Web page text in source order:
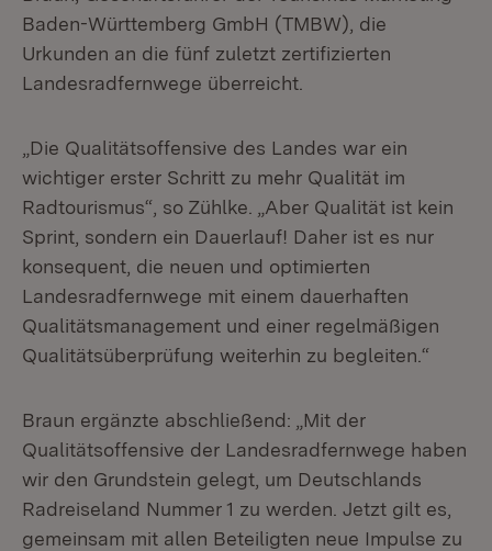
Baden-Württemberg GmbH (TMBW), die
Urkunden an die fünf zuletzt zertifizierten
Landesradfernwege überreicht.
„Die Qualitätsoffensive des Landes war ein
wichtiger erster Schritt zu mehr Qualität im
Radtourismus“, so Zühlke. „Aber Qualität ist kein
Sprint, sondern ein Dauerlauf! Daher ist es nur
konsequent, die neuen und optimierten
Landesradfernwege mit einem dauerhaften
Qualitätsmanagement und einer regelmäßigen
Qualitätsüberprüfung weiterhin zu begleiten.“
Braun ergänzte abschließend: „Mit der
Qualitätsoffensive der Landesradfernwege haben
wir den Grundstein gelegt, um Deutschlands
Radreiseland Nummer 1 zu werden. Jetzt gilt es,
gemeinsam mit allen Beteiligten neue Impulse zu